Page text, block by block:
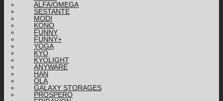
ALFA/OMEGA
SESTANTE
MODI
KONO
FUNNY
FUNNY+
YOGA
KYO
KYOLIGHT
ANYWARE
HAN
OLA
GALAXY STORAGES
PROSPERO